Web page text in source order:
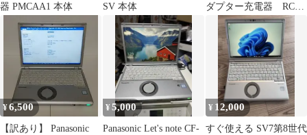
器 PMCAA1 本体
SV 本体
ダプター充電器 RC1-
80 (ESST39K7667)
¥6,500
【訳あり】 Panasonic
¥5,000
Panasonic Let's note CF-
¥ 12,000
すぐ使える SV7第8世代